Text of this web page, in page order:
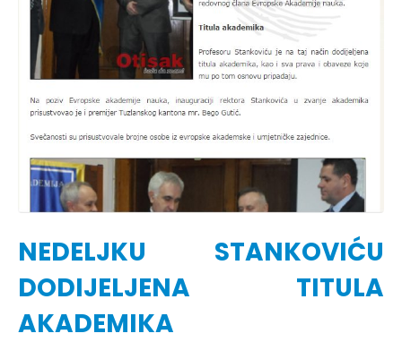
NEDELJKU STANKOVIĆU
DODIJELJENA TITULA
AKADEMIKA